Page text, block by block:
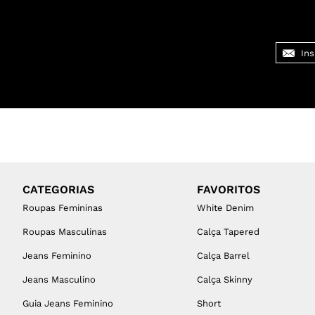
CATEGORIAS
Roupas Femininas
Roupas Masculinas
Jeans Feminino
Jeans Masculino
Guia Jeans Feminino
FAVORITOS
White Denim
Calça Tapered
Calça Barrel
Calça Skinny
Short